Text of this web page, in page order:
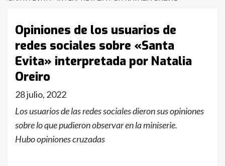
Opiniones de los usuarios de
redes sociales sobre «Santa
Evita» interpretada por Natalia
Oreiro
28 julio, 2022
Los usuarios de las redes sociales dieron sus opiniones
sobre lo que pudieron observar en la miniserie.
Hubo opiniones cruzadas